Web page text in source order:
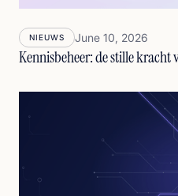
NIEUWS June 10, 2026
Kennisbeheer: de stille